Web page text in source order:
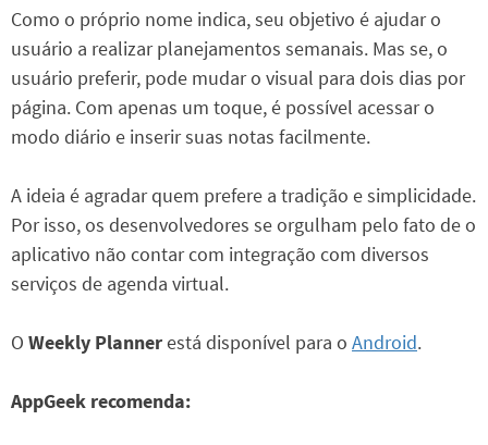
Como o próprio nome indica, seu objetivo é ajudar o
usuário a realizar planejamentos semanais. Mas se, o
usuário preferir, pode mudar o visual para dois dias por
página. Com apenas um toque, é possível acessar o
modo diário e inserir suas notas facilmente.
A ideia é agradar quem prefere a tradição e simplicidade.
Por isso, os desenvolvedores se orgulham pelo fato de o
aplicativo não contar com integração com diversos
serviços de agenda virtual.
O Weekly Plannerestá disponível para o Android.
AppGeek recomenda: